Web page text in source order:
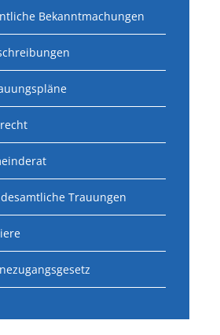
Bekanntmachungen
Trauungen